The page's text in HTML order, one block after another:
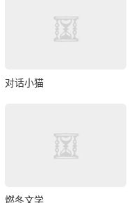
对话小猫
燃冬文学